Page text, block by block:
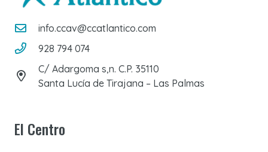
info.ccav@ccatlantico.com
928 794 074
C/ Adargoma s,n. C.P. 35110
Santa Lucía de Tirajana – Las Palmas
El Centro